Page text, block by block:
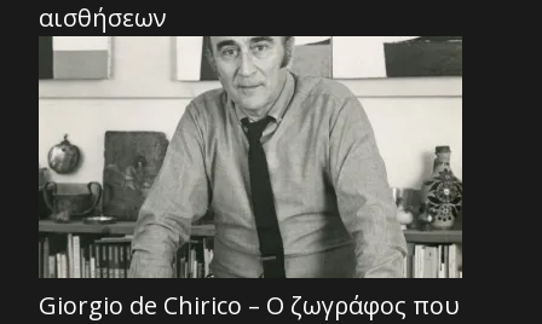
αισθήσεων
Giorgio de Chirico – Ο ζωγράφος που